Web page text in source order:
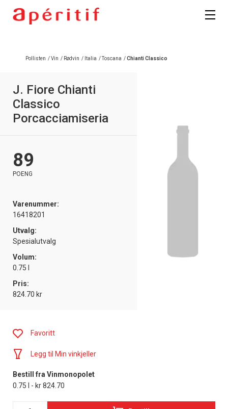
Pollisten /Vin / Rødvin / Italia /Toscana /Chianti Classico
J. Fiore Chianti
Classico
Porcacciamiseria
89
POENG
Varenummer:
16418201
Utvalg:
Spesialutvalg
Volum:
0.75 l
Pris:
824.70 kr
Favoritt
Legg til Min vinkjeller
Bestill fra Vinmonopolet
0.75 l - kr 824.70